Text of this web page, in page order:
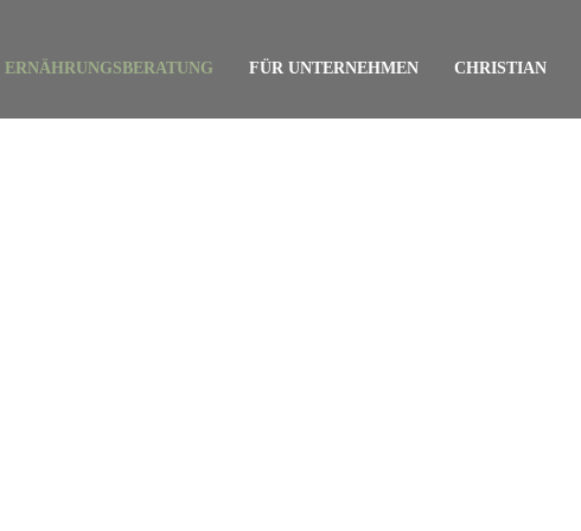
ERNÄHRUNGSBERATUNG FÜR UNTERNEHMEN CHRISTIAN